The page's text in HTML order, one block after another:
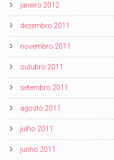
janeiro 2012
dezembro 2011
novembro 2011
outubro 2011
setembro 2011
agosto 2011
julho 2011
junho 2011